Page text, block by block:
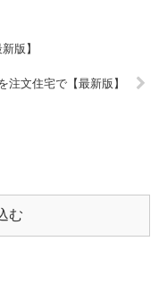
版】
注文住宅で【最新版】
む